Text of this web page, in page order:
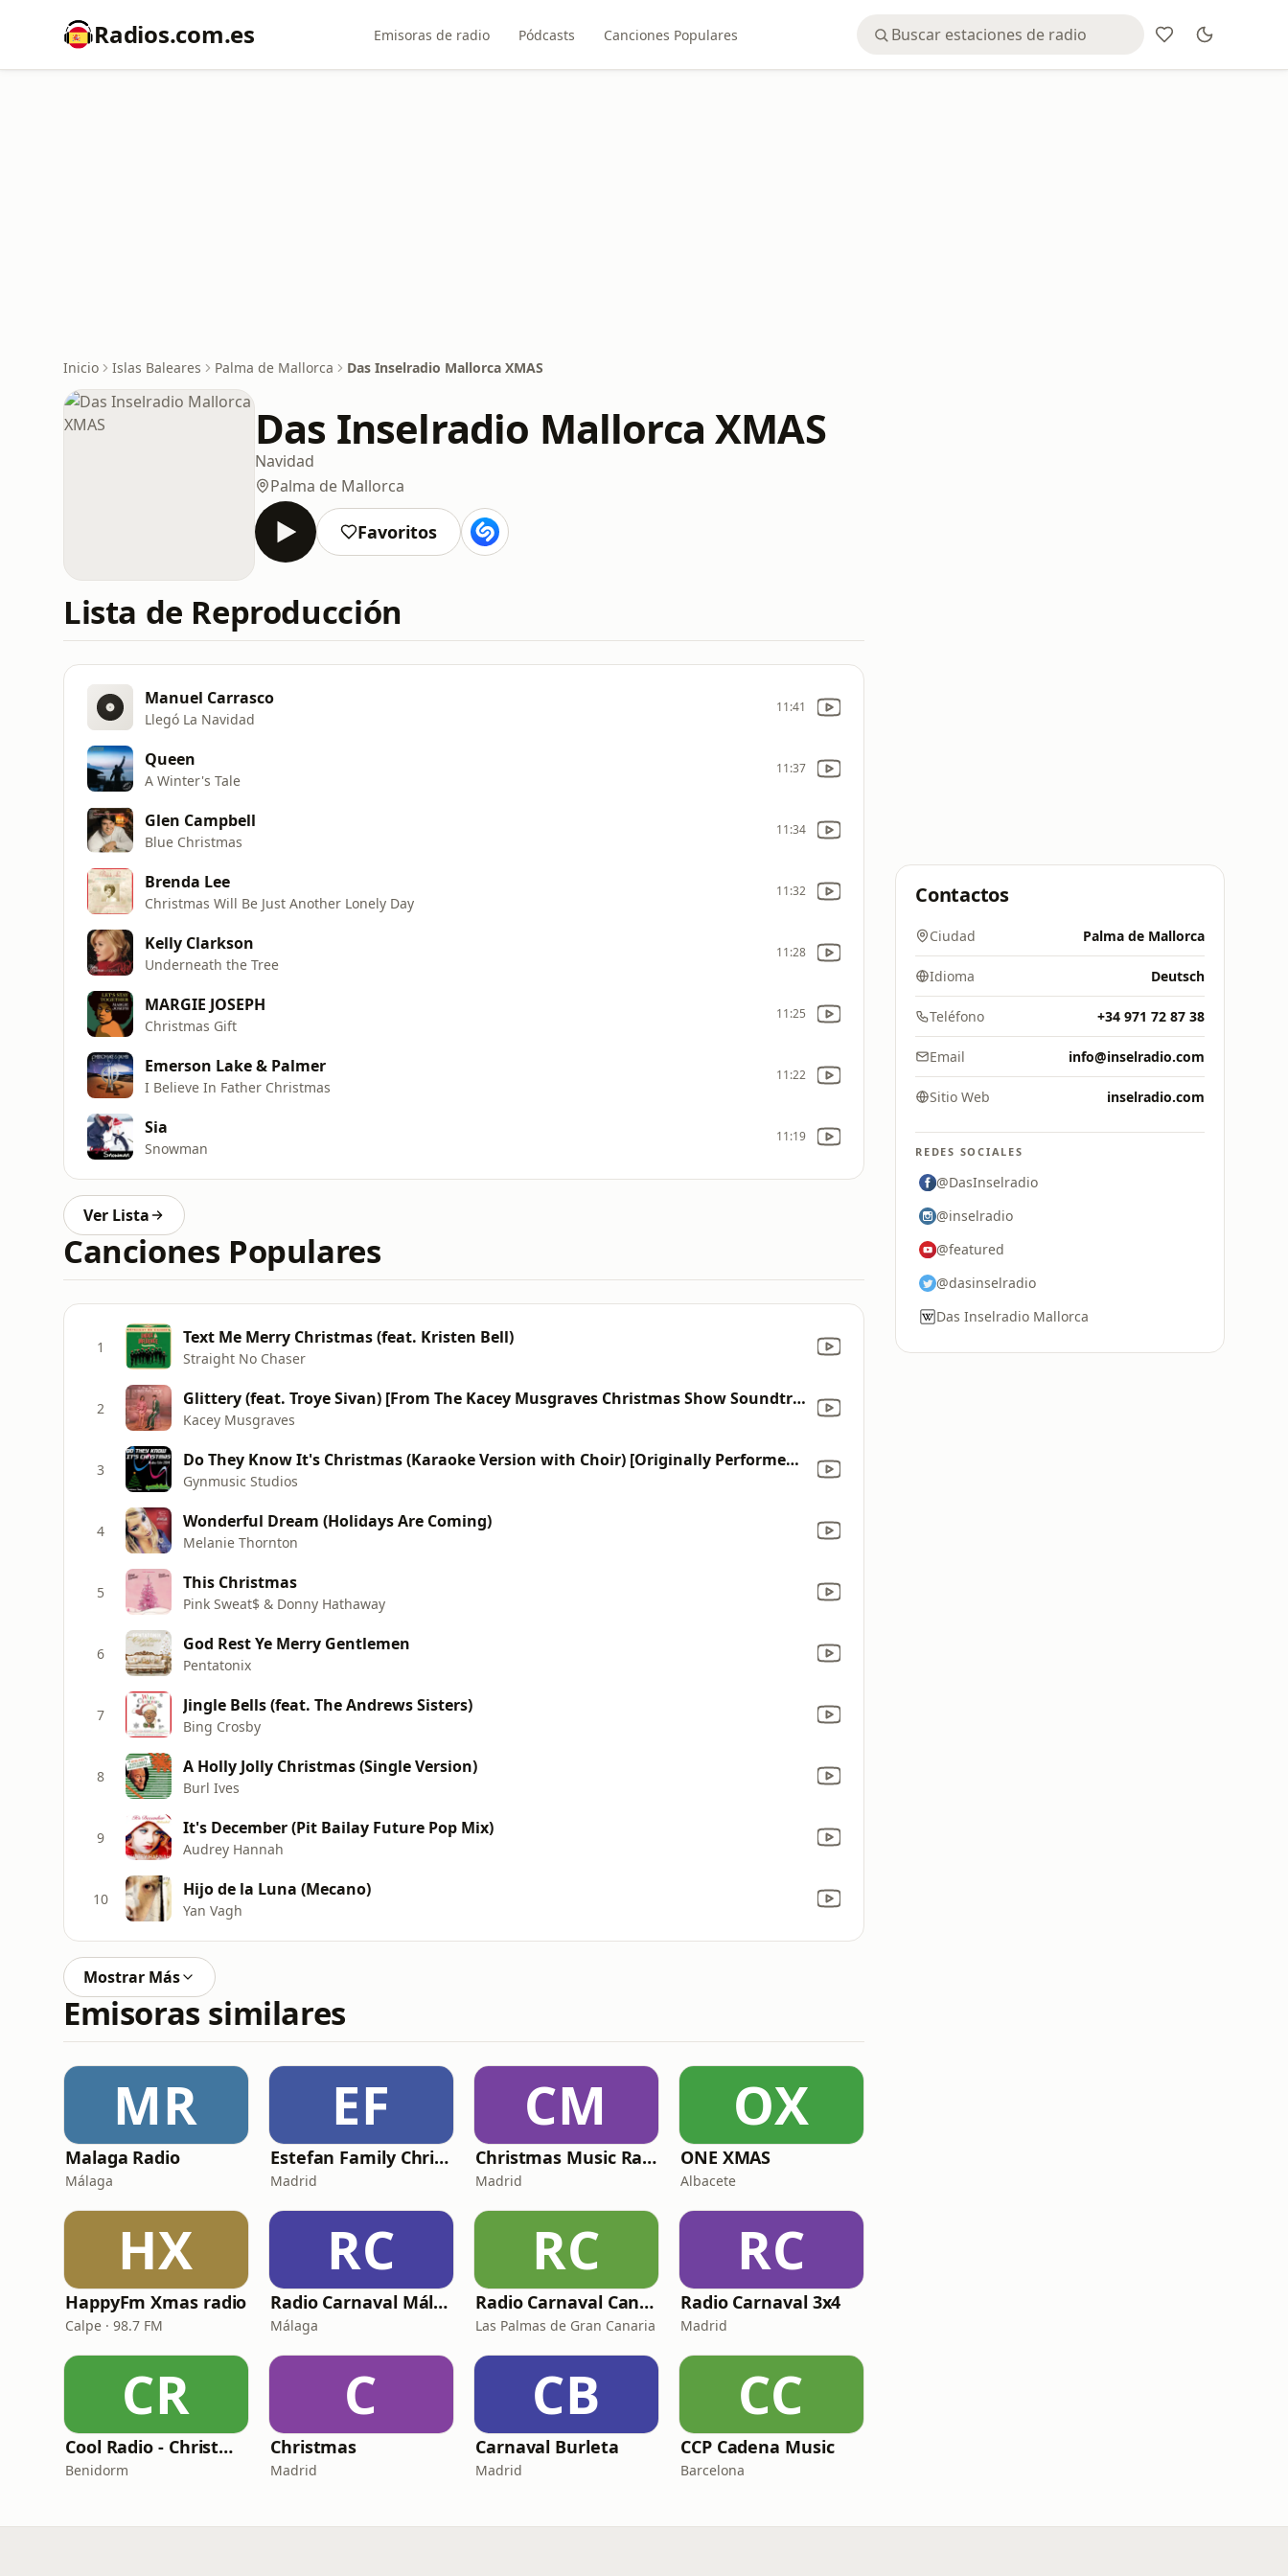
Radios.com.es Emisoras de radio Pódcasts Canciones Populares
Inicio Islas Baleares Palma de Mallorca Das Inselradio Mallorca XMAS
Das Inselradio Mallorca XMAS
Navidad
Palma de Mallorca
Favoritos
Lista de Reproducción
Manuel Carrasco
Llegó La Navidad
11:41
Queen
A Winter's Tale
11:37
Glen Campbell
Blue Christmas
11:34
Brenda Lee
Christmas Will Be Just Another Lonely Day
11:32
Kelly Clarkson
Underneath the Tree
11:28
MARGIE JOSEPH
Christmas Gift
11:25
Emerson Lake & Palmer
I Believe In Father Christmas
11:22
Sia
Snowman
11:19
Ver Lista
Canciones Populares
1 Text Me Merry Christmas (feat. Kristen Bell)
Straight No Chaser
2 Glittery (feat. Troye Sivan) [From The Kacey Musgraves Christmas Show Soundtrack]
Kacey Musgraves
3 Do They Know It's Christmas (Karaoke Version with Choir) [Originally Performed By Band Aid]
Gynmusic Studios
4 Wonderful Dream (Holidays Are Coming)
Melanie Thornton
5 This Christmas
Pink Sweat$ & Donny Hathaway
6 God Rest Ye Merry Gentlemen
Pentatonix
7 Jingle Bells (feat. The Andrews Sisters)
Bing Crosby
8 A Holly Jolly Christmas (Single Version)
Burl Ives
9 It's December (Pit Bailay Future Pop Mix)
Audrey Hannah
10 Hijo de la Luna (Mecano)
Yan Vagh
Mostrar Más
Emisoras similares
MR
Malaga Radio
Málaga
EF
Estefan Family Christmas
Madrid
CM
Christmas Music Radio
Madrid
OX
ONE XMAS
Albacete
HX
HappyFm Xmas radio
Calpe · 98.7 FM
RC
Radio Carnaval Málaga
Málaga
RC
Radio Carnaval Canarias
Las Palmas de Gran Canaria
RC
Radio Carnaval 3x4
Madrid
CR
Cool Radio - Christmas
Benidorm
C
Christmas
Madrid
CB
Carnaval Burleta
Madrid
CC
CCP Cadena Music
Barcelona
Contactos
Ciudad Palma de Mallorca
Idioma Deutsch
Teléfono +34 971 72 87 38
Email info@inselradio.com
Sitio Web inselradio.com
REDES SOCIALES
@DasInselradio
@inselradio
@featured
@dasinselradio
Das Inselradio Mallorca